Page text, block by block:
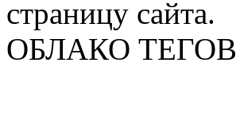
страницу сайта.
ОБЛАКО ТЕГОВ